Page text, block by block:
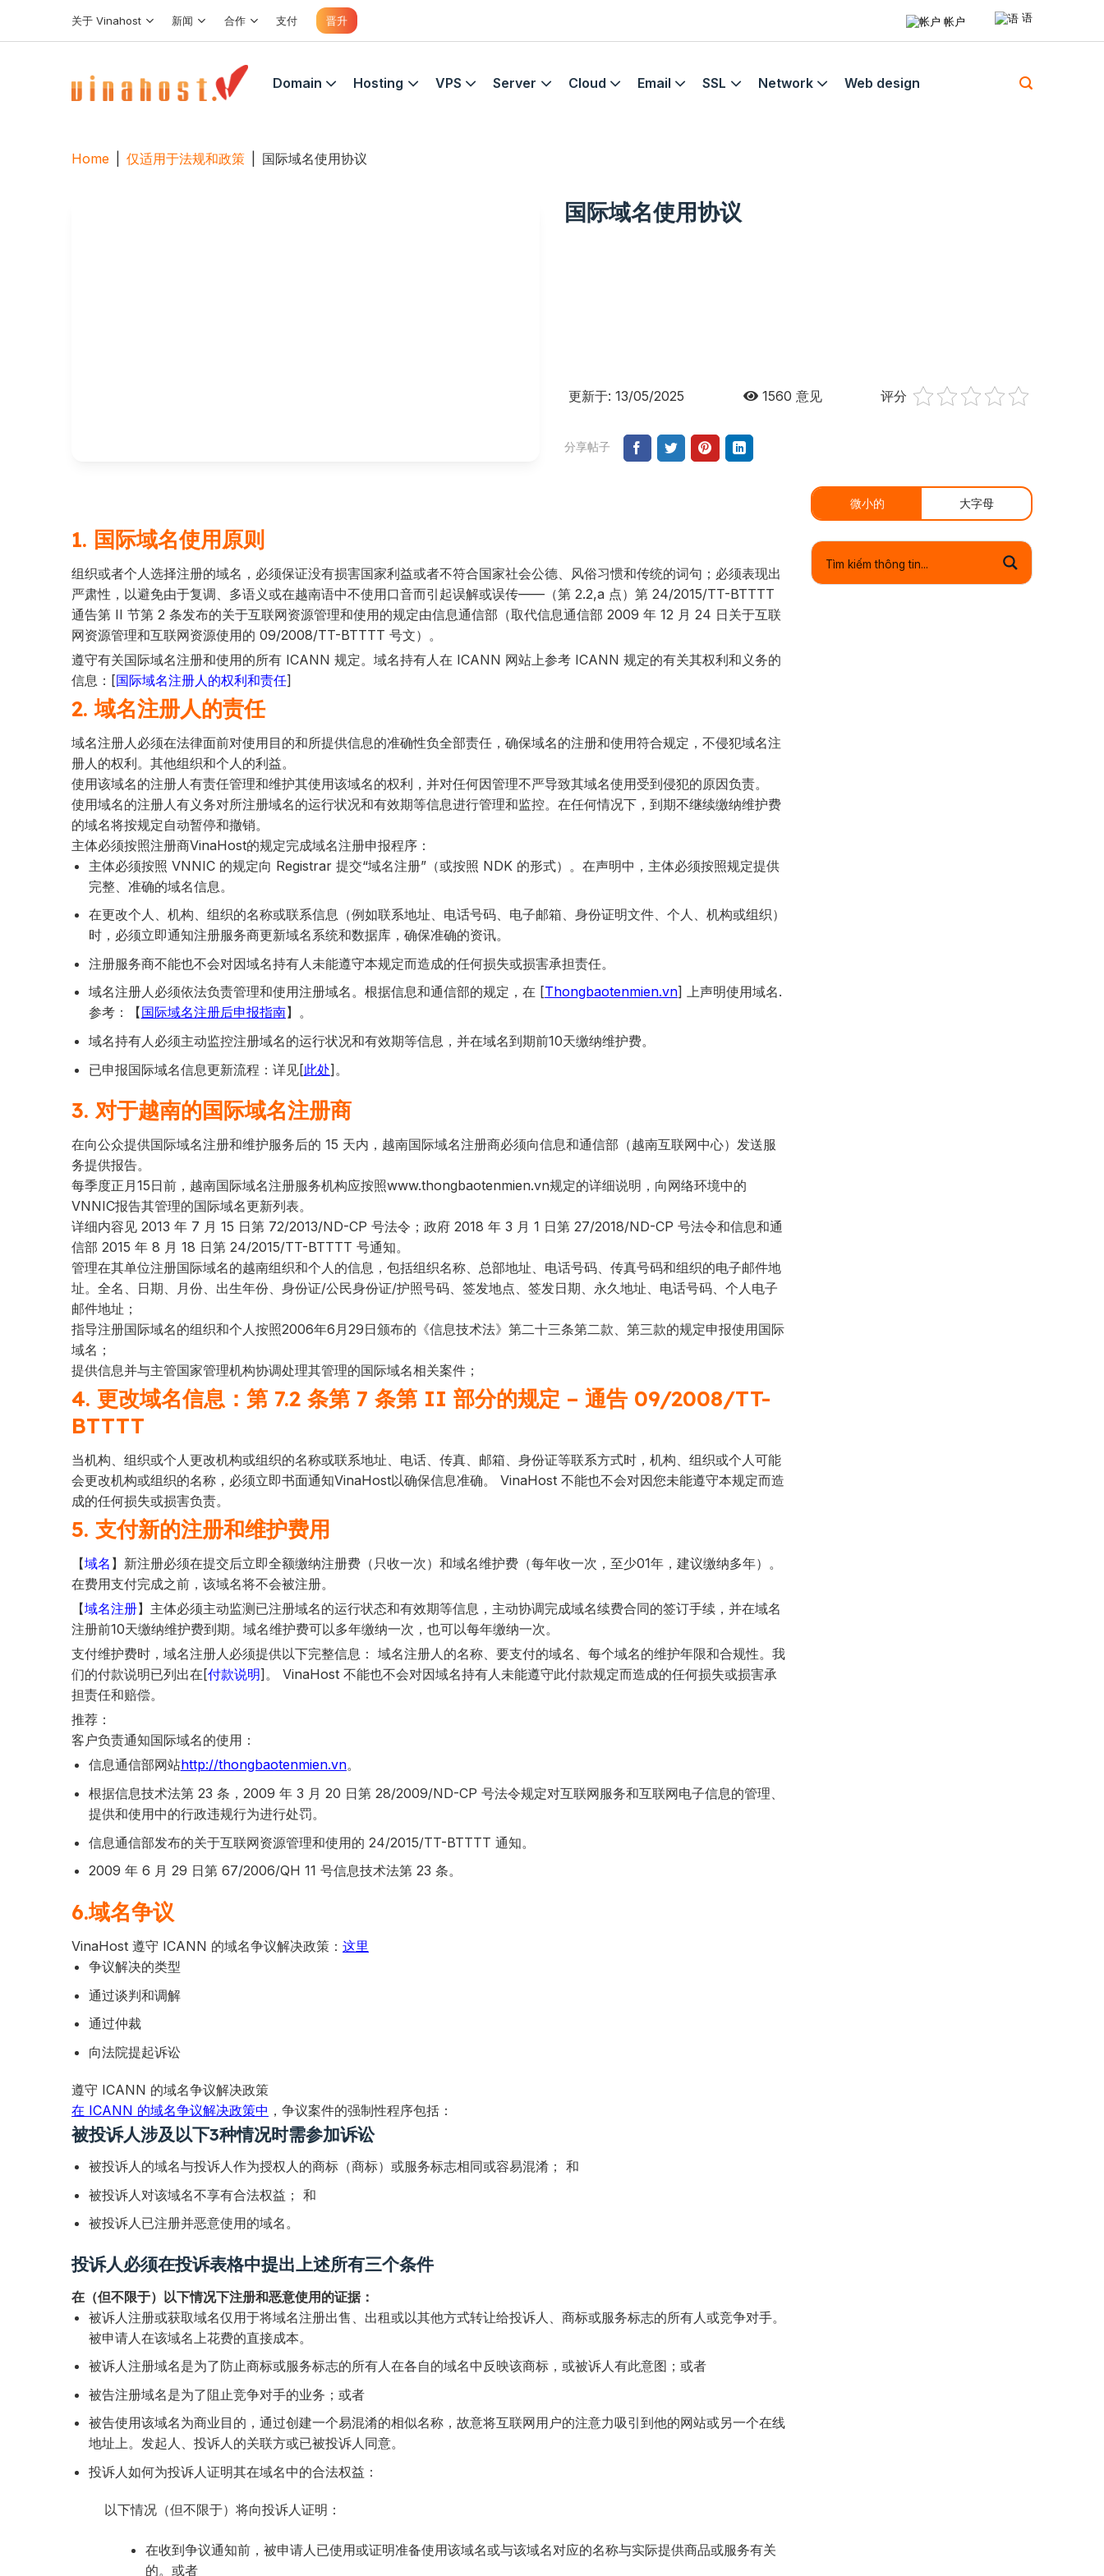
关于 Vinahost 新闻 合作 支付 晋升 帐户 语
Domain Hosting VPS Server Cloud Email SSL Network Web design
Home 仅适用于法规和政策 国际域名使用协议
国际域名使用协议
更新于: 13/05/2025 1560 意见 评分
分享帖子
1. 国际域名使用原则
组织或者个人选择注册的域名，必须保证没有损害国家利益或者不符合国家社会公德、风俗习惯和传统的词句；必须表现出
严肃性，以避免由于复调、多语义或在越南语中不使用口音而引起误解或误传——（第 2.2,a 点）第 24/2015/TT-BTTTT
通告第 II 节第 2 条发布的关于互联网资源管理和使用的规定由信息通信部（取代信息通信部 2009 年 12 月 24 日关于互联
网资源管理和互联网资源使用的 09/2008/TT-BTTTT 号文）。
遵守有关国际域名注册和使用的所有 ICANN 规定。域名持有人在 ICANN 网站上参考 ICANN 规定的有关其权利和义务的
信息：[国际域名注册人的权利和责任]
2. 域名注册人的责任
域名注册人必须在法律面前对使用目的和所提供信息的准确性负全部责任，确保域名的注册和使用符合规定，不侵犯域名注
册人的权利。其他组织和个人的利益。
使用该域名的注册人有责任管理和维护其使用该域名的权利，并对任何因管理不严导致其域名使用受到侵犯的原因负责。
使用域名的注册人有义务对所注册域名的运行状况和有效期等信息进行管理和监控。在任何情况下，到期不继续缴纳维护费
的域名将按规定自动暂停和撤销。
主体必须按照注册商VinaHost的规定完成域名注册申报程序：
主体必须按照 VNNIC 的规定向 Registrar 提交“域名注册”（或按照 NDK 的形式）。在声明中，主体必须按照规定提供
完整、准确的域名信息。
在更改个人、机构、组织的名称或联系信息（例如联系地址、电话号码、电子邮箱、身份证明文件、个人、机构或组织）
时，必须立即通知注册服务商更新域名系统和数据库，确保准确的资讯。
注册服务商不能也不会对因域名持有人未能遵守本规定而造成的任何损失或损害承担责任。
域名注册人必须依法负责管理和使用注册域名。根据信息和通信部的规定，在 [Thongbaotenmien.vn] 上声明使用域名.
参考：【国际域名注册后申报指南】。
域名持有人必须主动监控注册域名的运行状况和有效期等信息，并在域名到期前10天缴纳维护费。
已申报国际域名信息更新流程：详见[此处]。
3. 对于越南的国际域名注册商
在向公众提供国际域名注册和维护服务后的 15 天内，越南国际域名注册商必须向信息和通信部（越南互联网中心）发送服
务提供报告。
每季度正月15日前，越南国际域名注册服务机构应按照www.thongbaotenmien.vn规定的详细说明，向网络环境中的
VNNIC报告其管理的国际域名更新列表。
详细内容见 2013 年 7 月 15 日第 72/2013/ND-CP 号法令；政府 2018 年 3 月 1 日第 27/2018/ND-CP 号法令和信息和通
信部 2015 年 8 月 18 日第 24/2015/TT-BTTTT 号通知。
管理在其单位注册国际域名的越南组织和个人的信息，包括组织名称、总部地址、电话号码、传真号码和组织的电子邮件地
址。全名、日期、月份、出生年份、身份证/公民身份证/护照号码、签发地点、签发日期、永久地址、电话号码、个人电子
邮件地址；
指导注册国际域名的组织和个人按照2006年6月29日颁布的《信息技术法》第二十三条第二款、第三款的规定申报使用国际
域名；
提供信息并与主管国家管理机构协调处理其管理的国际域名相关案件；
4. 更改域名信息：第 7.2 条第 7 条第 II 部分的规定 – 通告 09/2008/TT-
BTTTT
当机构、组织或个人更改机构或组织的名称或联系地址、电话、传真、邮箱、身份证等联系方式时，机构、组织或个人可能
会更改机构或组织的名称，必须立即书面通知VinaHost以确保信息准确。 VinaHost 不能也不会对因您未能遵守本规定而造
成的任何损失或损害负责。
5. 支付新的注册和维护费用
【域名 】新注册必须在提交后立即全额缴纳注册费（只收一次）和域名维护费（每年收一次，至少01年，建议缴纳多年）。
在费用支付完成之前，该域名将不会被注册。
【域名注册】主体必须主动监测已注册域名的运行状态和有效期等信息，主动协调完成域名续费合同的签订手续，并在域名
注册前10天缴纳维护费到期。域名维护费可以多年缴纳一次，也可以每年缴纳一次。
支付维护费时，域名注册人必须提供以下完整信息： 域名注册人的名称、要支付的域名、每个域名的维护年限和合规性。我
们的付款说明已列出在[付款说明]。 VinaHost 不能也不会对因域名持有人未能遵守此付款规定而造成的任何损失或损害承
担责任和赔偿。
推荐：
客户负责通知国际域名的使用：
信息通信部网站http://thongbaotenmien.vn。
根据信息技术法第 23 条，2009 年 3 月 20 日第 28/2009/ND-CP 号法令规定对互联网服务和互联网电子信息的管理、
提供和使用中的行政违规行为进行处罚。
信息通信部发布的关于互联网资源管理和使用的 24/2015/TT-BTTTT 通知。
2009 年 6 月 29 日第 67/2006/QH 11 号信息技术法第 23 条。
6.域名争议
VinaHost 遵守 ICANN 的域名争议解决政策： 这里
争议解决的类型
通过谈判和调解
通过仲裁
向法院提起诉讼
遵守 ICANN 的域名争议解决政策
在 ICANN 的域名争议解决政策中 ，争议案件的强制性程序包括：
被投诉人涉及以下3种情况时需参加诉讼
被投诉人的域名与投诉人作为授权人的商标（商标）或服务标志相同或容易混淆； 和
被投诉人对该域名不享有合法权益； 和
被投诉人已注册并恶意使用的域名。
投诉人必须在投诉表格中提出上述所有三个条件
在（但不限于）以下情况下注册和恶意使用的证据：
被诉人注册或获取域名仅用于将域名注册出售、出租或以其他方式转让给投诉人、商标或服务标志的所有人或竞争对手。
被申请人在该域名上花费的直接成本。
被诉人注册域名是为了防止商标或服务标志的所有人在各自的域名中反映该商标，或被诉人有此意图；或者
被告注册域名是为了阻止竞争对手的业务；或者
被告使用该域名为商业目的，通过创建一个易混淆的相似名称，故意将互联网用户的注意力吸引到他的网站或另一个在线
地址上。发起人、投诉人的关联方或已被投诉人同意。
投诉人如何为投诉人证明其在域名中的合法权益：
以下情况（但不限于）将向投诉人证明：
在收到争议通知前，被申请人已使用或证明准备使用该域名或与该域名对应的名称与实际提供商品或服务有关
的。或者
微小的 大字母